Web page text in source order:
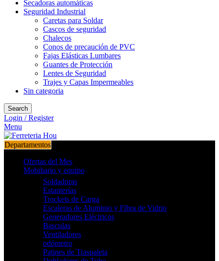
Secadoras automáticas
Seguridad Industrial
Caretas para Soldar
Cascos de seguridad
Chalecos
Conos de precaución de PVC
Fajas Elásticas Lumbares
Guantes de Protección
Lentes de Seguridad
Trajes y Capas Impermeables
Sin categoria
Search
Login / Register
Menu
Departamentos
Ofertas del Mes
Mobiliario y equipo
Soldadoras
Estanterías
Trockets de Carga
Escaleras de Aluminio y Fibra de Vidrio
Generadores Eléctricos
Basculas
Ventiladores
odómetro
Patines de Traspaleta